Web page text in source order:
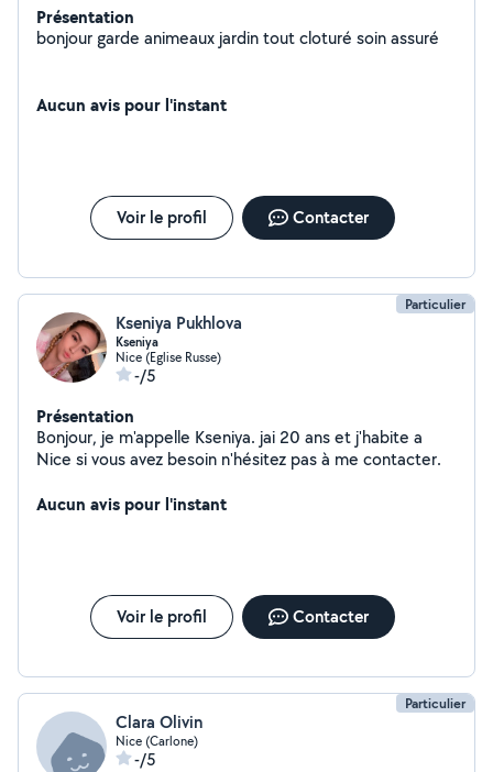
Présentation
bonjour garde animeaux jardin tout cloturé soin assuré
Aucun avis pour l'instant
Voir le profil Contacter
Particulier
Kseniya Pukhlova
Kseniya
Nice (Eglise Russe)
-/5
Présentation
Bonjour, je m'appelle Kseniya. jai 20 ans et j'habite a
Nice si vous avez besoin n'hésitez pas à me contacter.
Aucun avis pour l'instant
Voir le profil Contacter
Particulier
Clara Olivin
Nice (Carlone)
-/5